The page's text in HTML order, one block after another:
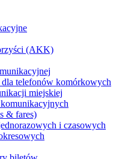
(AKK)
dla telefonów komórkowych
miejskiej
& fares)
i czasowych